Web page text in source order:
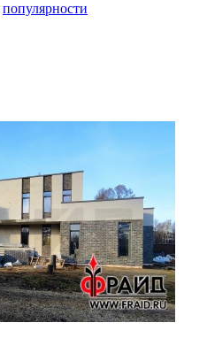
популярности